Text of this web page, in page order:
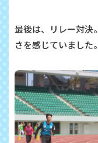
最後は、リレー対決
さを感じていました。